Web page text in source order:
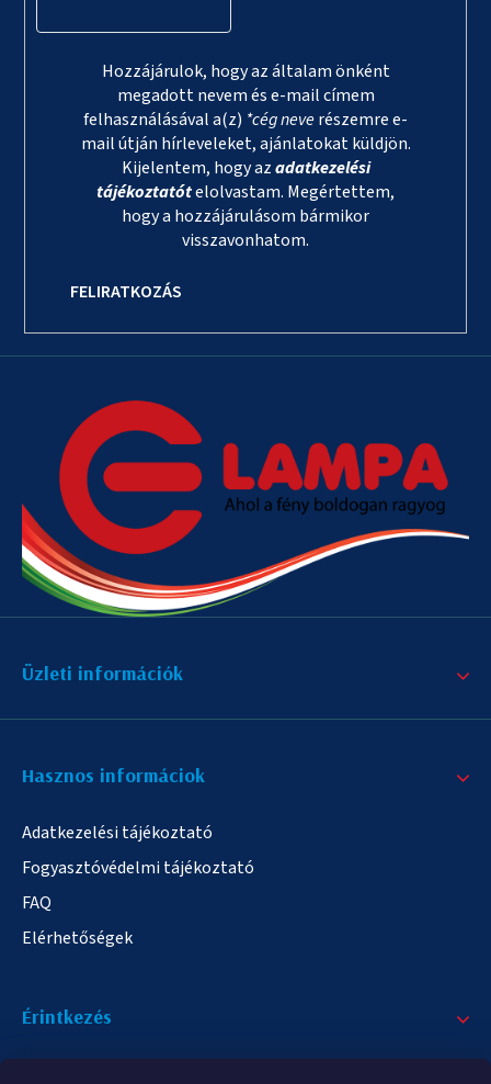
Hozzájárulok, hogy az általam önként
megadott nevem és e-mail címem
felhasználásával a(z) *cég neverészemre e-
mail útján hírleveleket, ajánlatokat küldjön.
Kijelentem, hogy azadatkezelési
tájékoztatótelolvastam. Megértettem,
hogy a hozzájárulásom bármikor
visszavonhatom.
FELIRATKOZÁS
Üzleti információk
Hasznos informáciok
Adatkezelési tájékoztató
Fogyasztóvédelmi tájékoztató
FAQ
Elérhetőségek
Érintkezés